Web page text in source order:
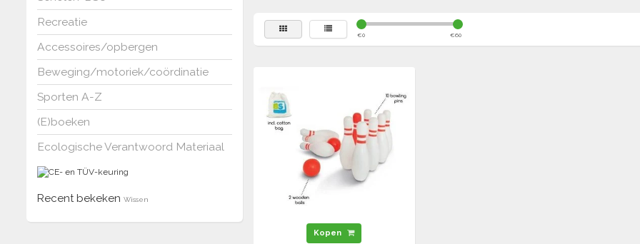
Recreatie
Accessoires/opbergen
Beweging/motoriek/coördinatie
Sporten A-Z
(E)boeken
Ecologische Verantwoord Materiaal
Recent bekeken Wissen
€0 €60
Kopen